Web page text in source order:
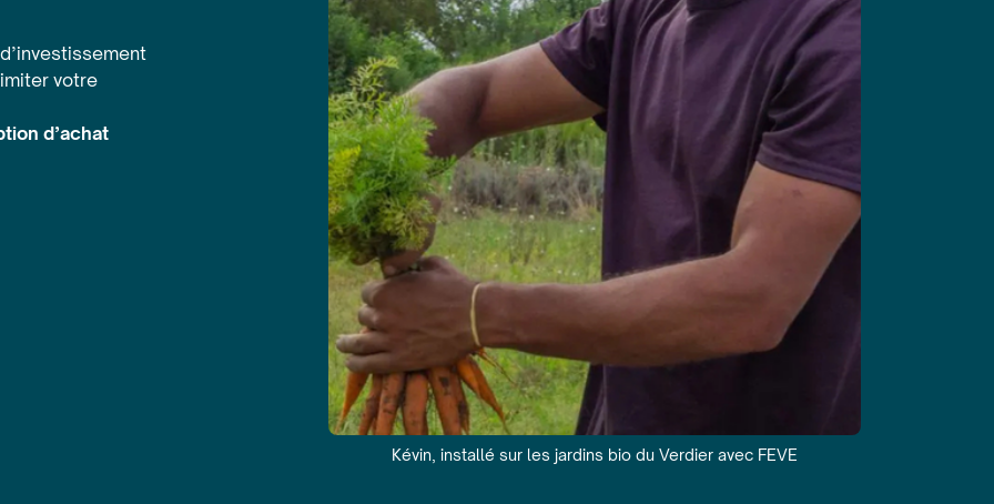
d’investissement
votre
d’achat
Kévin, installé sur les jardins bio du Verdier avec FEVE